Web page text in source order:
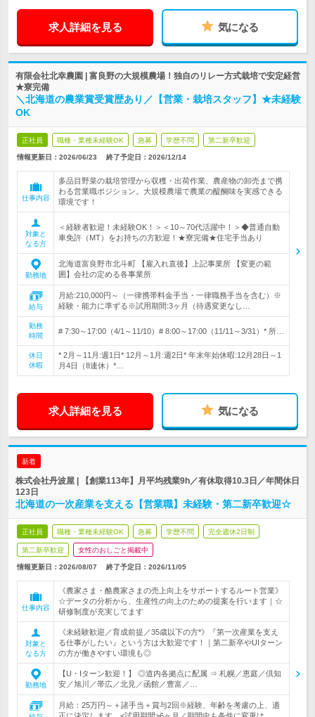
求人詳細を見る 気になる
有限会社北幸農園 | 富良野の大規模農場！独自のリレー方式栽培で安定経営
★寮完備
＼北海道の農業賞受賞歴あり／【営業・栽培スタッフ】★未経験
OK
正社員 職種・業種未経験OK 急募 学歴不問 第二新卒歓迎
情報更新日：2026/06/23 終了予定日： 2026/12/14
仕事内容
多品目野菜の栽培管理から収穫・出荷作業、農産物の卸売まで携
わる営業職ポジション。大規模農場で農業の醍醐味を実感できる
環境です！
対象と
なる方
＜経験者歓迎！未経験OK！＞＜10～70代活躍中！＞◆普通自動
車免許（MT）をお持ちの方歓迎！★寮完備★住宅手当あり
勤務地
北海道富良野市北斗町 【雇入れ直後】上記事業所 【変更の範
囲】会社の定める各事業所
給与
月給:210,000円～（一律携帯料金手当・一律職務手当を含む）※
経験・能力に準ずる※試用期間:3ヶ月（待遇変更なし…
勤務
時間
# 7:30～17:00（4/1～11/10）# 8:00～17:00（11/11～3/31）* 所…
休日
休暇
* 2月～11月:週1日* 12月～1月:週2日* 年末年始休暇:12月28日～1
月4日（8連休）*…
求人詳細を見る 気になる
新着
株式会社丹波屋 | 【創業113年】月平均残業9h／有休取得10.3日／年間休日
123日
北海道の一次産業を支える【営業職】未経験・第二新卒歓迎☆
正社員 職種・業種未経験OK 急募 学歴不問 完全週休2日制
第二新卒歓迎 女性のおしごと掲載中
情報更新日：2026/08/07 終了予定日： 2026/11/05
仕事内容
《農家さま・酪農家さまの売上向上をサポートするルート営業》
☆データの分析から、生産性の向上のための提案を行います｜☆
研修制度が充実してます
対象と
なる方
《未経験歓迎／育成前提／35歳以下の方*》『第一次産業を支え
る仕事がしたい』という方は大歓迎です！｜第二新卒やUIターン
の方が働きやすい環境も◎
勤務地
【U・Iターン歓迎！】 ◎道内各拠点に配属 ⇒ 札幌／恵庭／倶知
安／旭川／帯広／北見／函館／豊富／…
月給：25万円～＋諸手当＋賞与2回※経験、年齢を考慮の上、適